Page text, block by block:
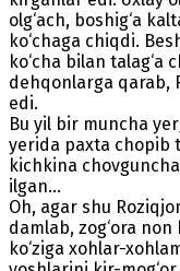
olg‘ach, boshig‘a
ko‘chaga chiqdi.
ko‘cha bilan talag‘a
dehqonlarga qarab,
edi.
Bu yil bir muncha
yerida paxta chopib
kichkina
ilgan...
Oh, agar shu
damlab, zog‘ora
ko‘ziga xohlar-